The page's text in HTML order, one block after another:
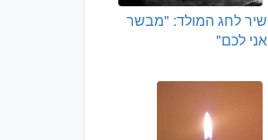
שיר לחג המולד: "מבשר
אני לכם"